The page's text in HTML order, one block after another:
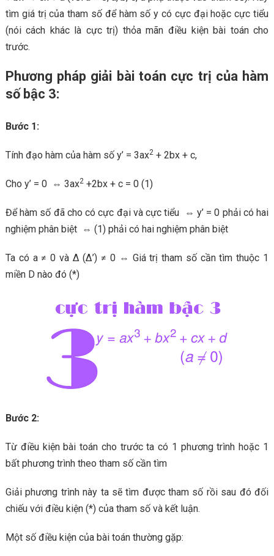
tìm giá trị của tham số để hàm số y có cực đại hoặc cực tiểu
(nói cách khác là cực trị) thỏa mãn điều kiện bài toán cho
trước.
Phương pháp giải bài toán cực trị của hàm
số bậc 3:
Bước 1:
Tính đạo hàm của hàm số y’ = 3ax2+ 2bx + c,
Cho y’ = 0 ⇔ 3ax2+2bx + c = 0 (1)
Để hàm số đã cho có cực đại và cực tiểu ⇔ y’ = 0 phải có hai
nghiệm phân biệt ⇔ (1) phải có hai nghiệm phân biệt
Ta có a ≠ 0 và ∆ (∆’) ≠ 0 ⇔ Giá trị tham số cần tìm thuộc 1
miền D nào đó (*)
Bước 2:
Từ điều kiện bài toán cho trước ta có 1 phương trình hoặc 1
bất phương trình theo tham số cần tìm
Giải phương trình này ta sẽ tìm được tham số rồi sau đó đối
chiếu với điều kiện (*) của tham số và kết luận.
Một số điều kiện của bài toán thường gặp: